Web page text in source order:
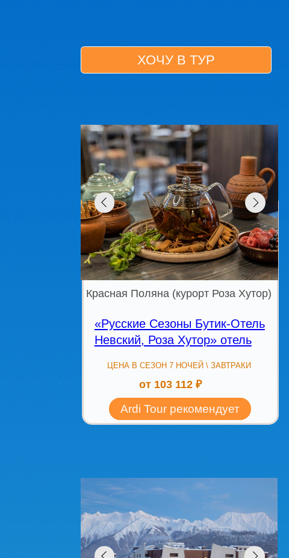
Ardi Tour рекомендует
Красная Поляна (курорт Роза Хутор)
«Русские Сезоны Бутик-Отель
Невский, Роза Хутор» отель
от 103 112 ₽
Красная Поляна (курорт Роза Хутор)
Rosa Springs 5*
ЦЕНА В СЕЗОН 7 НОЧЕЙ \ ЗАВТРАКИ